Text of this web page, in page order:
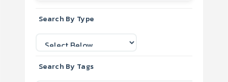
Search By Type
Search By Tags